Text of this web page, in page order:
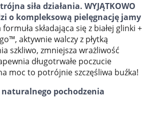
siła działania. WYJĄTKOWO
o kompleksową pielęgnację jamy
składająca się z białej glinki +
aktywnie walczy z płytką
szkliwo, zmniejsza wrażliwość
długotrwałe poczucie
moc to potrójnie szczęśliwa buźka!
naturalnego pochodzenia